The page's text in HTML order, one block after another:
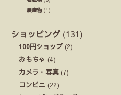
農産物(1)
ショッピング (131)
100円ショップ (2)
おもちゃ (4)
カメラ・写真 (7)
コンビニ (22)